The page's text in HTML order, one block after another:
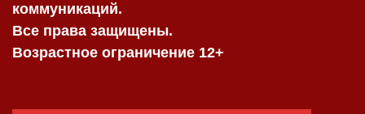
коммуникаций.
Все права защищены.
Возрастное ограничение 12+